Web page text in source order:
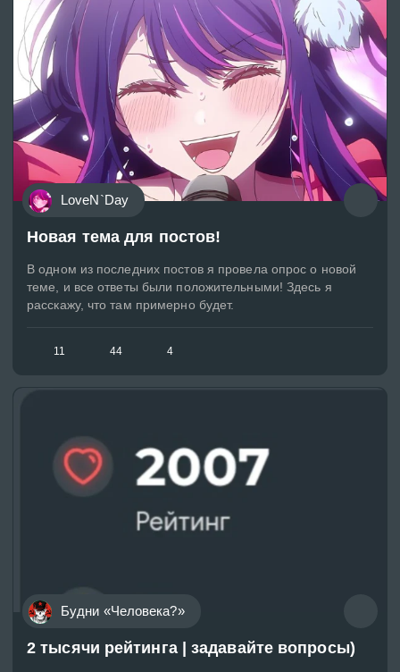
LoveN`Day
Новая тема для постов!
В одном из последних постов я провела опрос о новой
теме, и все ответы были положительными! Здесь я
расскажу, что там примерно будет.
11 44 4
Будни «Человека?»
2 тысячи рейтинга | задавайте вопросы)